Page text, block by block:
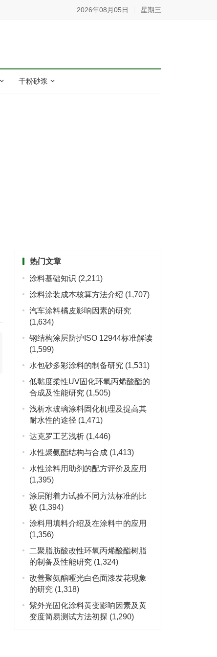
2026年08月05日 星期三
干粉砂浆
热门文章
涂料基础知识 (2,211)
涂料涂装成本核算方法介绍 (1,707)
汽车涂料橘皮影响因素的研究
(1,634)
钢结构涂层防护ISO 12944标准解读
(1,599)
水包砂多彩涂料的制备研究 (1,531)
低黏度柔性UV固化环氧丙烯酸酯的
合成及性能研究 (1,505)
浅析水玻璃涂料固化机理及提高其
耐水性的途径 (1,471)
达克罗工艺浅析 (1,446)
水性聚氨酯结构与合成 (1,413)
水性涂料用助剂的配方评价及应用
(1,395)
涂层附着力试验不同方法标准的比
较 (1,394)
涂料用填料介绍及在涂料中的应用
(1,356)
二聚脂肪酸改性环氧丙烯酸酯树脂
的制备及性能研究 (1,324)
改善聚氨酯哑光白色面漆发花现象
的研究 (1,318)
紫外光固化涂料黄变影响因素及黄
变度简易测试方法初探 (1,290)